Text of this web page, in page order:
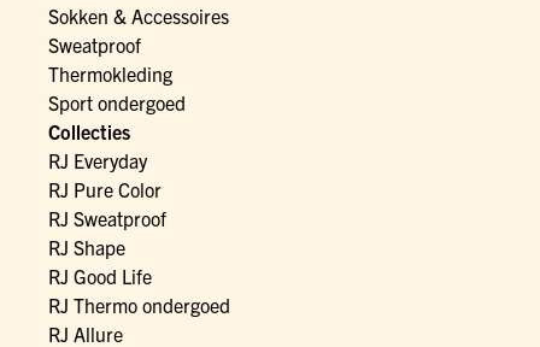
Sokken & Accessoires
Sweatproof
Thermokleding
Sport ondergoed
Collecties
RJ Everyday
RJ Pure Color
RJ Sweatproof
RJ Shape
RJ Good Life
RJ Thermo ondergoed
RJ Allure